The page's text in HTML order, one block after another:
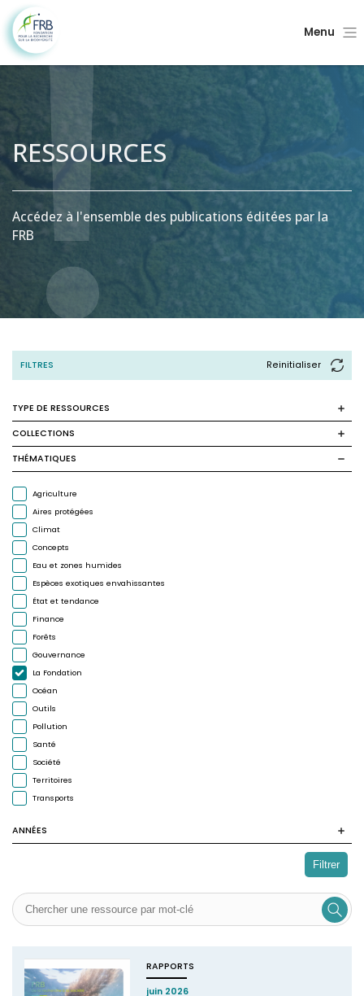
Menu
RESSOURCES
Accédez à l'ensemble des publications éditées par la
FRB
FILTRES Reinitialiser
TYPE DE RESSOURCES
COLLECTIONS
THÉMATIQUES
Agriculture
Aires protégées
Climat
Concepts
Eau et zones humides
Espèces exotiques envahissantes
État et tendance
Finance
Forêts
Gouvernance
La Fondation
Océan
Outils
Pollution
Santé
Société
Territoires
Transports
ANNÉES
Filtrer
RAPPORTS
juin 2026